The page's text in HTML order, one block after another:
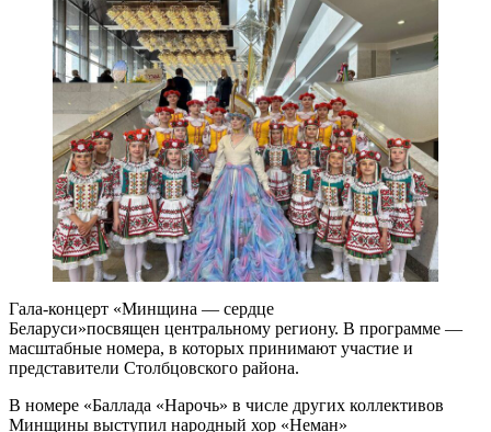
Гала-концерт «Минщина — сердце
Беларуси»посвящен центральному региону. В программе —
масштабные номера, в которых принимают участие и
представители Столбцовского района.
В номере «Баллада «Нарочь» в числе других коллективов
Минщины выступил народный хор «Неман»